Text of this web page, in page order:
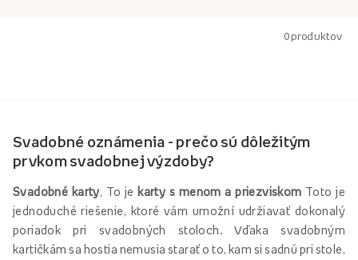
0produktov
Svadobné oznámenia - prečo sú dôležitým
prvkom svadobnej výzdoby?
Svadobné karty, To je karty s menom a priezviskom Toto je
jednoduché riešenie, ktoré vám umožní udržiavať dokonalý
poriadok pri svadobných stoloch. Vďaka svadobným
kartičkám sa hostia nemusia starať o to, kam si sadnú pri stole,